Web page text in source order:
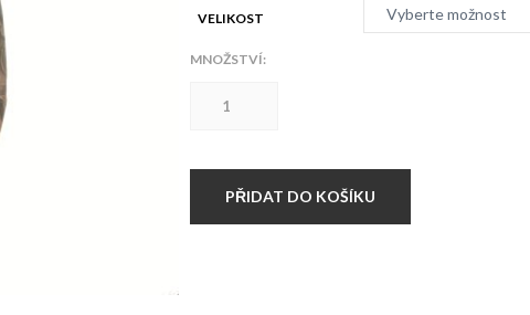
VELIKOST
MNOŽSTVÍ:
Orlice
množstvíPŘIDAT DO KOŠÍKU